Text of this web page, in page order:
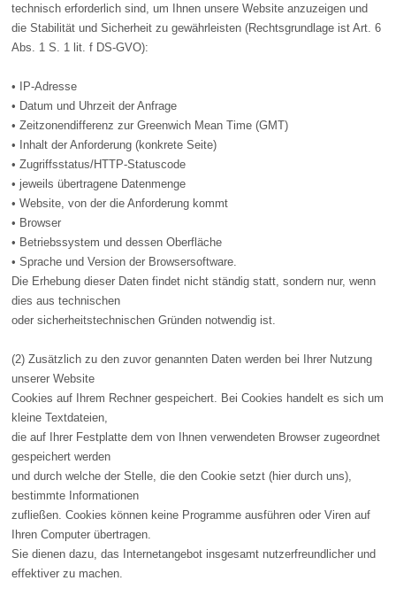
technisch erforderlich sind, um Ihnen unsere Website anzuzeigen und
die Stabilität und Sicherheit zu gewährleisten (Rechtsgrundlage ist Art. 6
Abs. 1 S. 1 lit. f DS-GVO):
• IP-Adresse
• Datum und Uhrzeit der Anfrage
• Zeitzonendifferenz zur Greenwich Mean Time (GMT)
• Inhalt der Anforderung (konkrete Seite)
• Zugriffsstatus/HTTP-Statuscode
• jeweils übertragene Datenmenge
• Website, von der die Anforderung kommt
• Browser
• Betriebssystem und dessen Oberfläche
• Sprache und Version der Browsersoftware.
Die Erhebung dieser Daten findet nicht ständig statt, sondern nur, wenn
dies aus technischen
oder sicherheitstechnischen Gründen notwendig ist.
(2) Zusätzlich zu den zuvor genannten Daten werden bei Ihrer Nutzung
unserer Website
Cookies auf Ihrem Rechner gespeichert. Bei Cookies handelt es sich um
kleine Textdateien,
die auf Ihrer Festplatte dem von Ihnen verwendeten Browser zugeordnet
gespeichert werden
und durch welche der Stelle, die den Cookie setzt (hier durch uns),
bestimmte Informationen
zufließen. Cookies können keine Programme ausführen oder Viren auf
Ihren Computer übertragen.
Sie dienen dazu, das Internetangebot insgesamt nutzerfreundlicher und
effektiver zu machen.